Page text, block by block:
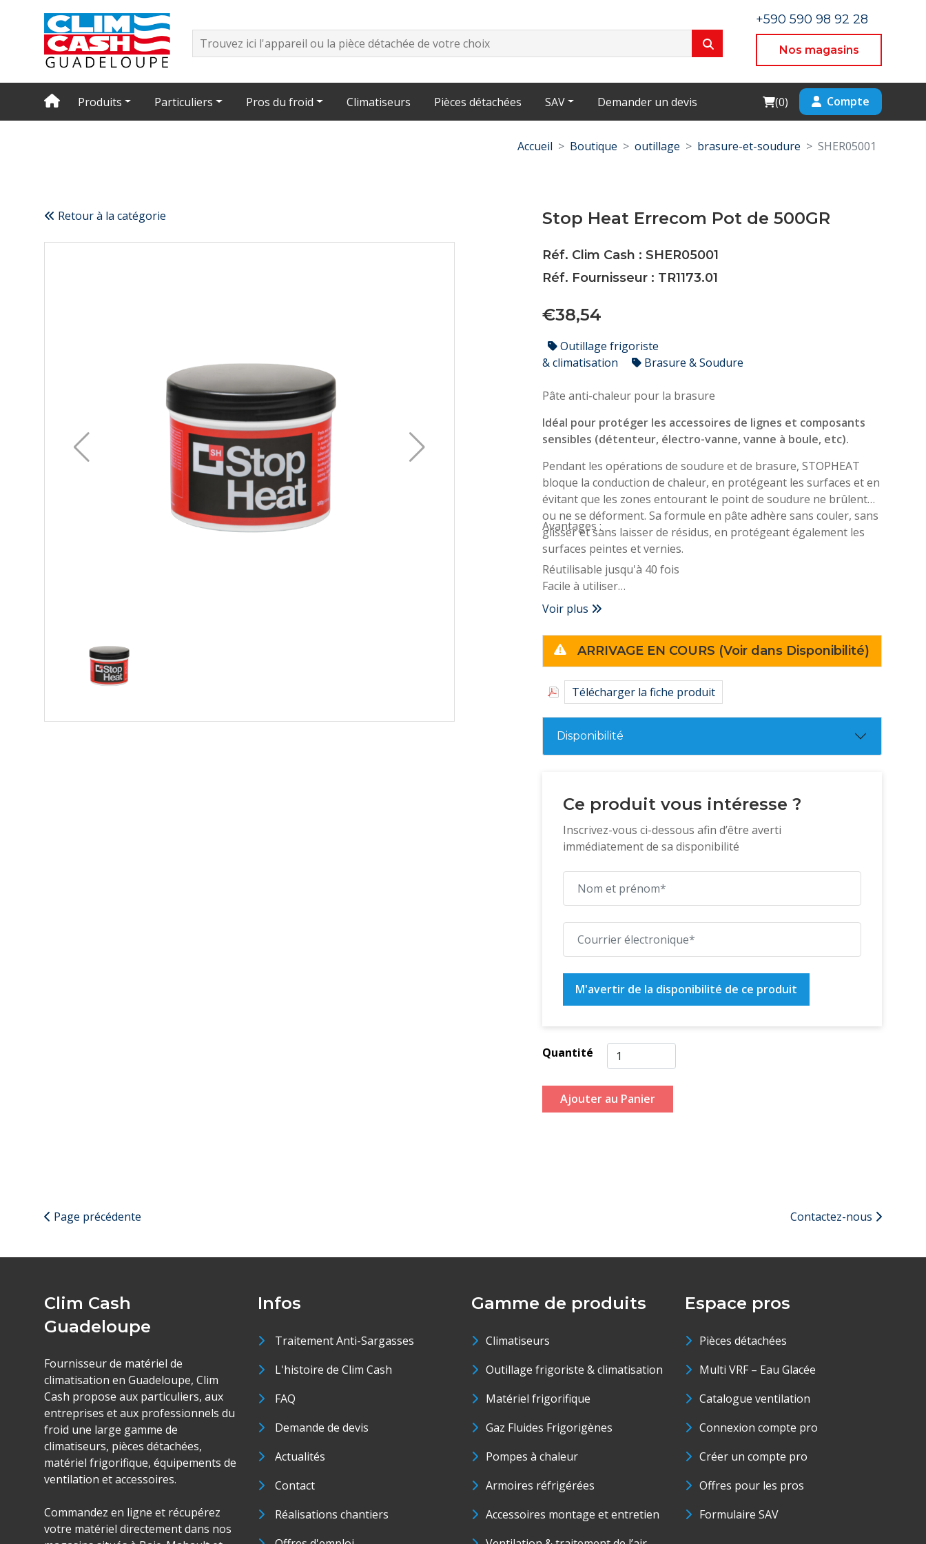
+590 590 98 92 28
Nos magasins
Produits Particuliers Pros du froid Climatiseurs Pièces détachées SAV Demander un devis Cart
(0) Compte
Accueil Boutique outillage brasure-et-soudure SHER05001
Retour à la catégorie Stop Heat Errecom Pot de 500GR
Réf. Clim Cash : SHER05001
Réf. Fournisseur : TR1173.01
€38,54
Outillage frigoriste
& climatisation
Brasure & Soudure
Pâte anti-chaleur pour la brasure
Idéal pour protéger les accessoires de lignes et composants
sensibles (détenteur, électro-vanne, vanne à boule, etc).
Pendant les opérations de soudure et de brasure, STOPHEAT
bloque la conduction de chaleur, en protégeant les surfaces et en
évitant que les zones entourant le point de soudure ne brûlent
ou ne se déforment. Sa formule en pâte adhère sans couler, sans
glisser et sans laisser de résidus, en protégeant également les
surfaces peintes et vernies.
Avantages :
Réutilisable jusqu'à 40 fois
Facile à utiliser
Non toxique
Protège les composants et les matériaux pendant la brasure afin
d'éviter les dommages coûteux causés par la chaleur
Ne coule pas et n'est pas glissant
Voir plus
ARRIVAGE EN COURS (Voir dans Disponibilité)
Télécharger la fiche produit
Disponibilité
Ce produit vous intéresse ?
Inscrivez-vous ci-dessous afin d’être averti
immédiatement de sa disponibilité
M'avertir de la disponibilité de ce produit
Quantité
Ajouter au Panier
Page précédente Contactez-nous
Clim Cash
Guadeloupe
Fournisseur de matériel de
climatisation en Guadeloupe, Clim
Cash propose aux particuliers, aux
entreprises et aux professionnels du
froid une large gamme de
climatiseurs, pièces détachées,
matériel frigorifique, équipements de
ventilation et accessoires.
Commandez en ligne et récupérez
votre matériel directement dans nos
Infos
Traitement Anti-Sargasses
L'histoire de Clim Cash
FAQ
Demande de devis
Actualités
Contact
Réalisations chantiers
Gamme de produits
Climatiseurs
Outillage frigoriste & climatisation
Matériel frigorifique
Gaz Fluides Frigorigènes
Pompes à chaleur
Armoires réfrigérées
Accessoires montage et entretien
Espace pros
Pièces détachées
Multi VRF – Eau Glacée
Catalogue ventilation
Connexion compte pro
Créer un compte pro
Offres pour les pros
Formulaire SAV